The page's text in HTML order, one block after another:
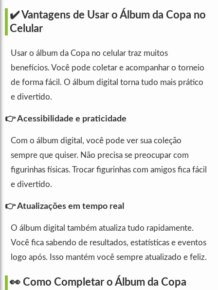
✔️ Vantagens de Usar o Álbum da Copa no
Celular
Usar o álbum da Copa no celular traz muitos
benefícios. Você pode coletar e acompanhar o torneio
de forma fácil. O álbum digital torna tudo mais prático
e divertido.
👉 Acessibilidade e praticidade
Com o álbum digital, você pode ver sua coleção
sempre que quiser. Não precisa se preocupar com
figurinhas físicas. Trocar figurinhas com amigos fica fácil
e divertido.
👉 Atualizações em tempo real
O álbum digital também atualiza tudo rapidamente.
Você fica sabendo de resultados, estatísticas e eventos
logo após. Isso mantém você sempre atualizado e feliz.
👀 Como Completar o Álbum da Copa